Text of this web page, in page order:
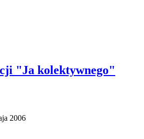
"Ja kolektywnego"
2006